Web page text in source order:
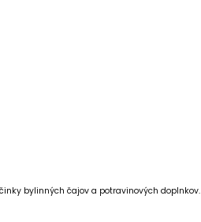
bylinných čajov a potravinových doplnkov.